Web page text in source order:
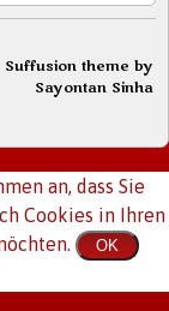
Suffusion theme by
Sayontan Sinha
an, dass Sie
Cookies in Ihren
OK